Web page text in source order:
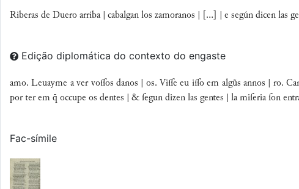
Riberas de Duero arriba | cabalgan los zamoranos | [...] | e según dicen las
Edição diplomática do contexto do engaste
amo. Leuayme a ver voos danos | os. Vie eu io em algũs annos | ro.
por ter em  occupe os dentes | & ſegun dizen las gentes | la miſeria ſon
Fac-símile